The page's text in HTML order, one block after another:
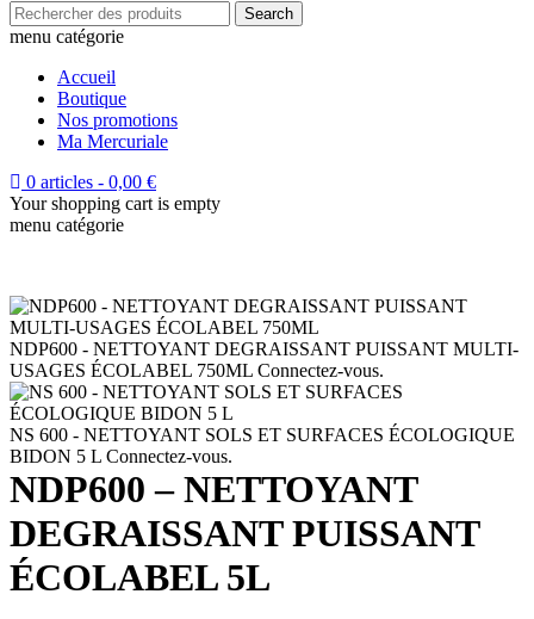
menu catégorie
Accueil
Boutique
Nos promotions
Ma Mercuriale
0 articles - 0,00 €
Your shopping cart is empty
menu catégorie
NDP600 - NETTOYANT DEGRAISSANT PUISSANT MULTI-
USAGES ÉCOLABEL 750ML Connectez-vous.
NS 600 - NETTOYANT SOLS ET SURFACES ÉCOLOGIQUE
BIDON 5 L Connectez-vous.
NDP600 – NETTOYANT
DEGRAISSANT PUISSANT
ÉCOLABEL 5L